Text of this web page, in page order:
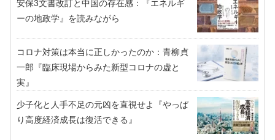
安保3文書改訂と中国の存在感：『エネルギ
ーの地政学』を読みながら
コロナ対策は本当に正しかったのか：青柳貞
一郎『臨床現場からみた新型コロナの虚と
実』
少子化と人手不足の元凶を直視せよ『やっぱ
り高度経済成長は復活できる』